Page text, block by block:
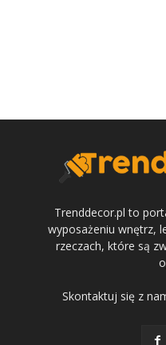
Trenddecor.pl to
wyposażeniu wnętrz,
rzeczach, które są
Skontaktuj się z